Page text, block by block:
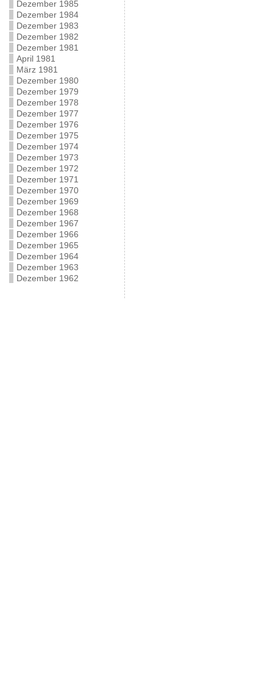
Dezember 1985
Dezember 1984
Dezember 1983
Dezember 1982
Dezember 1981
April 1981
März 1981
Dezember 1980
Dezember 1979
Dezember 1978
Dezember 1977
Dezember 1976
Dezember 1975
Dezember 1974
Dezember 1973
Dezember 1972
Dezember 1971
Dezember 1970
Dezember 1969
Dezember 1968
Dezember 1967
Dezember 1966
Dezember 1965
Dezember 1964
Dezember 1963
Dezember 1962